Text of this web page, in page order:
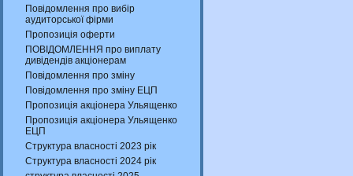
Повідомлення про вибір
аудиторської фірми
Пропозиція оферти
ПОВІДОМЛЕННЯ про виплату
дивідендів акціонерам
Повідомлення про зміну
Повідомлення про зміну ЕЦП
Пропозиція акціонера Ульященко
Пропозиція акціонера Ульященко
ЕЦП
Структура власності 2023 рік
Структура власності 2024 рік